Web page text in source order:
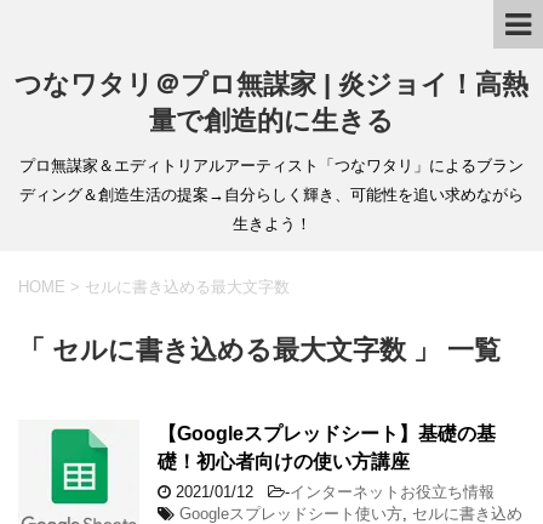
つなワタリ＠プロ無謀家 | 炎ジョイ！高熱
量で創造的に生きる
プロ無謀家＆エディトリアルアーティスト「つなワタリ」によるブラン
ディング＆創造生活の提案→自分らしく輝き、可能性を追い求めながら
生きよう！
HOME > セルに書き込める最大文字数
「 セルに書き込める最大文字数 」 一覧
【Googleスプレッドシート】基礎の基
礎！初心者向けの使い方講座
2021/01/12 -インターネットお役立ち情報
Googleスプレッドシート使い方 セルに書き込め